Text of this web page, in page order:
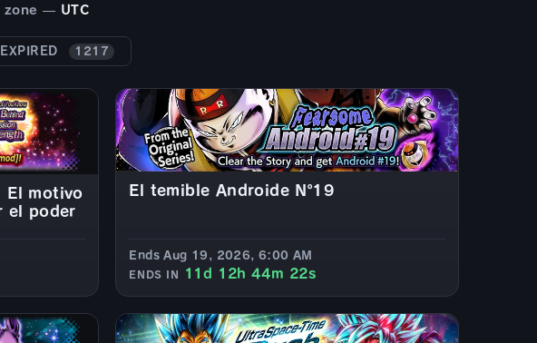
zone — UTC
EXPIRED 1217
El motivo
el poder
El temible Androide Nº19
Ends Aug 19, 2026, 6:00 AM
ENDS IN 11d 12h 44m 20s